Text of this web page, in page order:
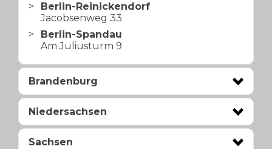
Berlin-Reinickendorf
Jacobsenweg 33
Berlin-Spandau
Am Juliusturm 9
Brandenburg
Niedersachsen
Sachsen